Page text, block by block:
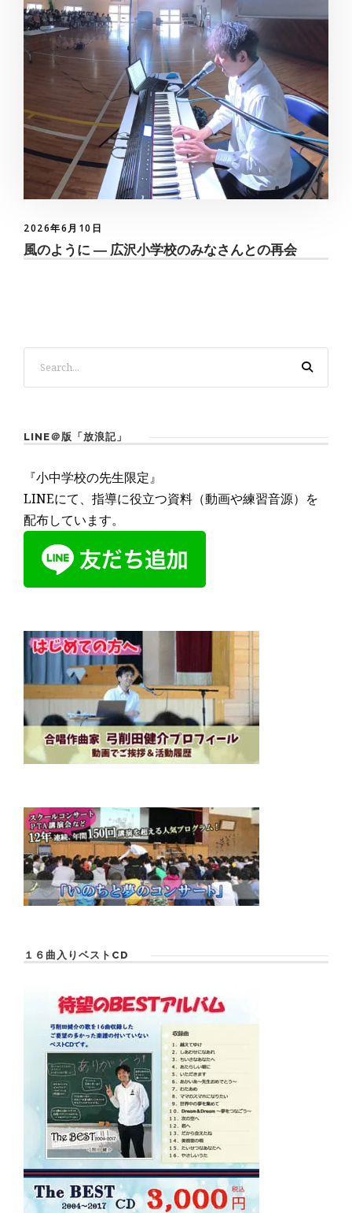
2026年6月10日
風のように ― 広沢小学校のみなさんとの再会
LINE＠版「放浪記」
『小中学校の先生限定』
LINEにて、指導に役立つ資料（動画や練習音源）を
配布しています。
１６曲入りベストCD